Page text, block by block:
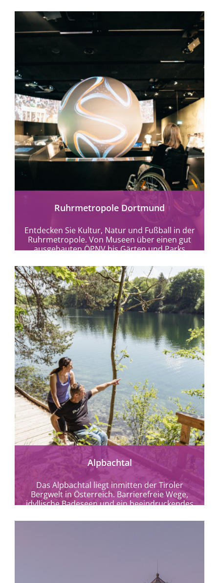
schränkte Menschen sowie...
mehr erfahren
Ruhrmetropole Dortmund
Entdecken Sie Kultur, Natur und Fußball in der
Ruhrmetropole. Von Museen über einen gut
ausgebauten ÖPNV bis Gärten und Parks
mehr erfahren
Alpbachtal
Das Alpbachtal liegt inmitten der Tiroler
Bergwelt in Österreich. Barrierefreie Wege,
idyllische Badeseen und ein beeindruckendes